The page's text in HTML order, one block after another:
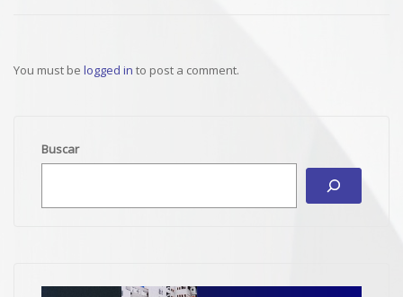
You must be logged in to post a comment.
Buscar